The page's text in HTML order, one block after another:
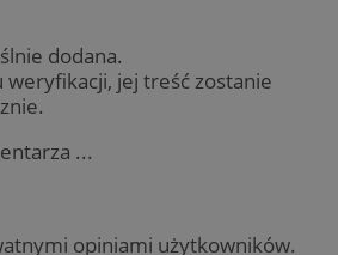
dodana.
jej treść zostanie
...
opiniami użytkowników.